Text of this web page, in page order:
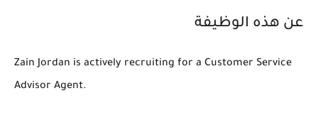
عن هذه الوظيفة
Zain Jordan is actively recruiting for a Customer Service
Advisor Agent.